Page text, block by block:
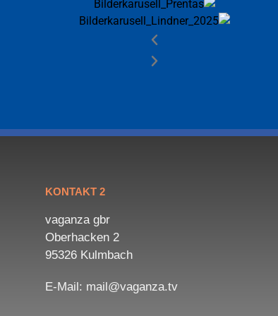
KONTAKT 2
vaganza gbr
Oberhacken 2
95326 Kulmbach
E-Mail: mail@vaganza.tv